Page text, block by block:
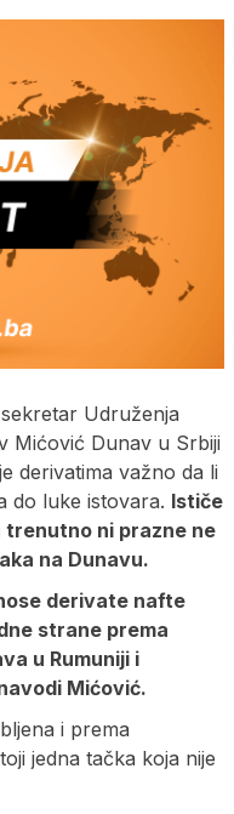
Udruženja
Mićović Dunav u Srbiji
derivatima važno da li
do luke istovara. Ističe
ni prazne ne
na Dunavu.
derivate nafte
strane prema
u Rumuniji i
Mićović.
i prema
jedna tačka koja nije